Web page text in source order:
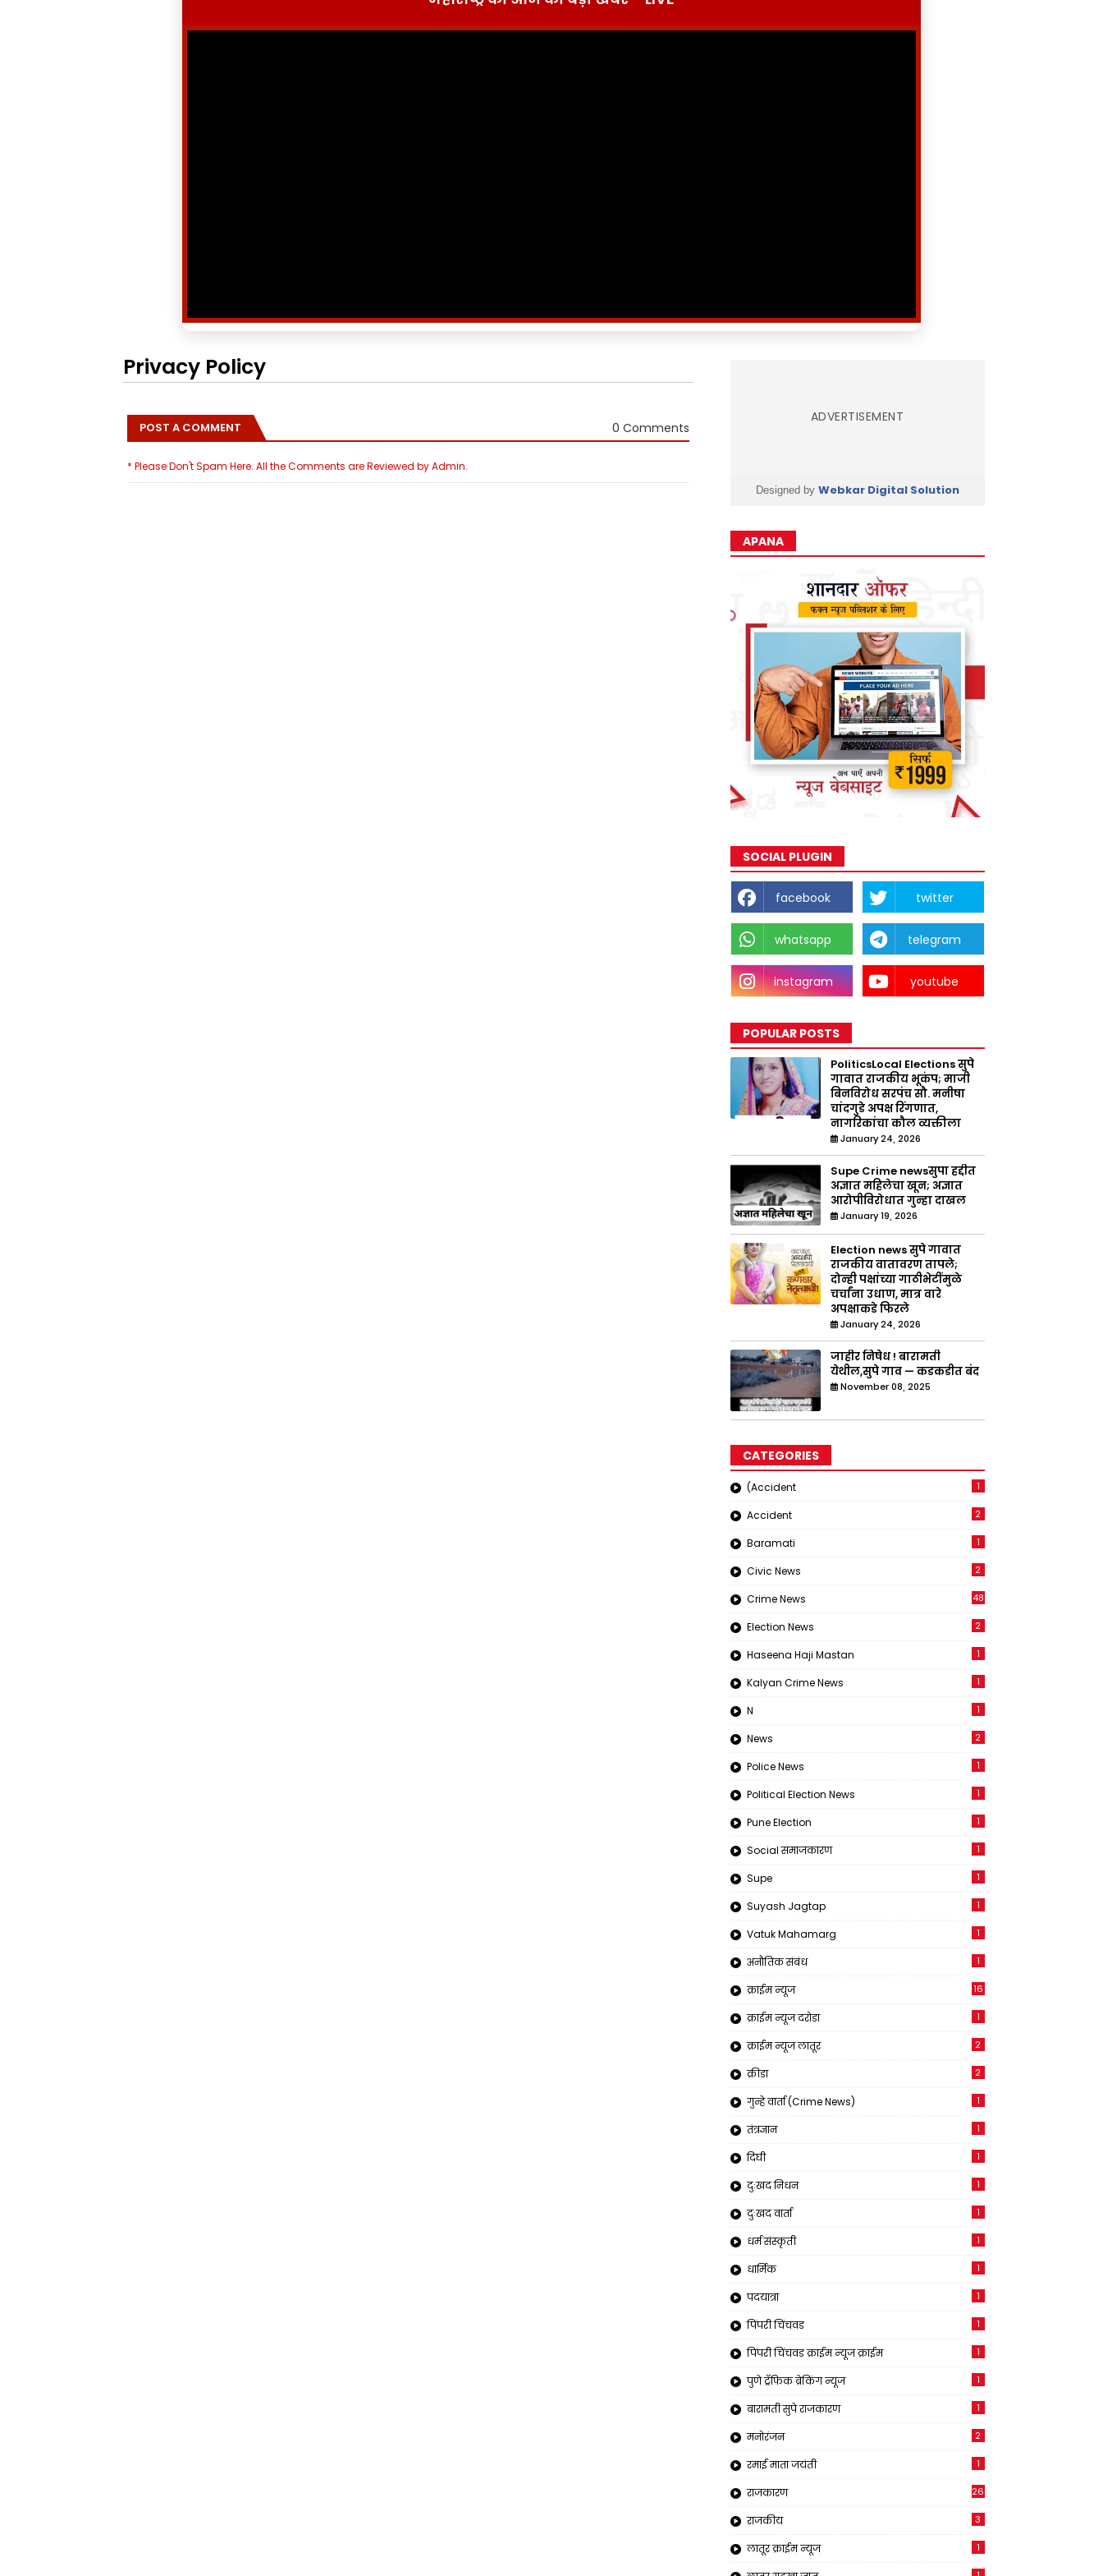
Privacy Policy
POST A COMMENT 0 Comments
* Please Don't Spam Here. All the Comments are Reviewed by Admin.
ADVERTISEMENT
Designed by Webkar Digital Solution
APANA
SOCIAL PLUGIN
facebook twitter
whatsapp telegram
instagram youtube
POPULAR POSTS
PoliticsLocal Elections सुपे
गावात राजकीय भूकंप; माजी
बिनविरोध सरपंच सौ. मनीषा
चांदगुडे अपक्ष रिंगणात,
नागरिकांचा कौल व्यक्तीला
January 24, 2026
Supe Crime newsसुपा हद्दीत
अज्ञात महिलेचा खून; अज्ञात
आरोपीविरोधात गुन्हा दाखल
January 19, 2026
Election news सुपे गावात
राजकीय वातावरण तापले;
दोन्ही पक्षांच्या गाठीभेटींमुळे
चर्चांना उधाण, मात्र वारे
अपक्षाकडे फिरले
January 24, 2026
जाहीर निषेध ! बारामती
येथील,सुपे गाव — कडकडीत बंद
November 08, 2025
CATEGORIES
(Accident 1
Accident 2
Baramati 1
Civic News 2
Crime News 48
Election News 2
Haseena Haji Mastan 1
Kalyan Crime News 1
N 1
News 2
Police News 1
Political Election News 1
Pune Election 1
Social समाजकारण 1
Supe 1
Suyash Jagtap 1
Vatuk Mahamarg 1
अनौतिक संबंध 1
क्राईम न्यूज 16
क्राईम न्यूज दरोडा 1
क्राईम न्यूज लातूर 2
क्रीडा 2
गुन्हे वार्ता (Crime News) 1
तंत्रज्ञान 1
दिघी 1
दुःखद निधन 1
दुःखद वार्ता 1
धर्म संस्कृती 1
धार्मिक 1
पदयात्रा 1
पिंपरी चिंचवड 1
पिंपरी चिंचवड क्राईम न्यूज क्राईम 1
पुणे ट्रॅफिक ब्रेकिंग न्यूज 1
बारामती सुपे राजकारण 1
मनोरंजन 2
रमाई माता जयंती 1
राजकारण 26
राजकीय 3
लातूर क्राईम न्यूज 1